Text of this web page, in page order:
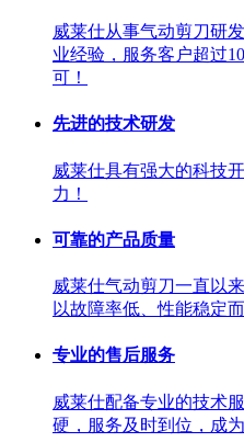
威莱仕从事气动剪刀研
业经验，服务客户超过
可！
先进的技术研发
威莱仕具有强大的科技
力！
可靠的产品质量
威莱仕气动剪刀一直以
以故障率低、性能稳定
专业的售后服务
威莱仕配备专业的技术
硬，服务及时到位，成